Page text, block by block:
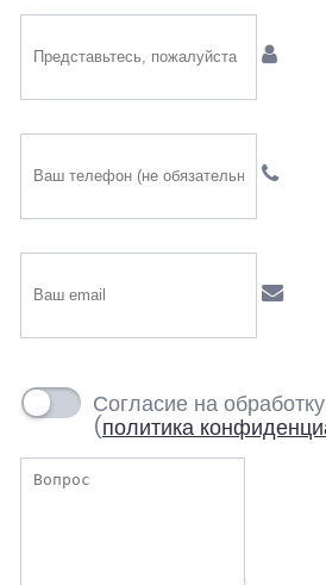
Согласие на
(политика
Задать
вопрос